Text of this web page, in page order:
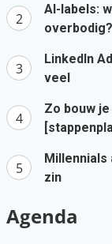
AI-labels:
overbodig?
LinkedIn
veel
Zo bouw
Millennials
zin
Agenda